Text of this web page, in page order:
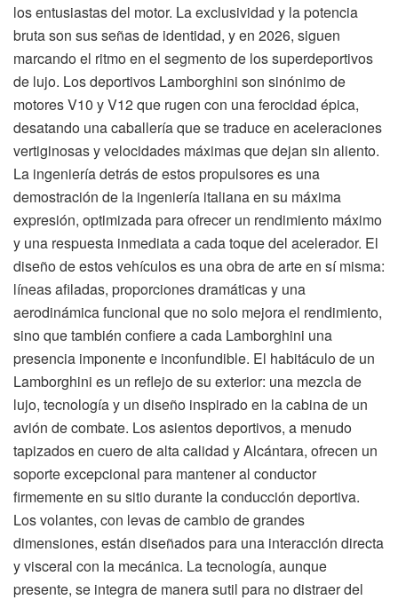
los entusiastas del motor. La exclusividad y la potencia
bruta son sus señas de identidad, y en 2026, siguen
marcando el ritmo en el segmento de los superdeportivos
de lujo. Los deportivos Lamborghini son sinónimo de
motores V10 y V12 que rugen con una ferocidad épica,
desatando una caballería que se traduce en aceleraciones
vertiginosas y velocidades máximas que dejan sin aliento.
La ingeniería detrás de estos propulsores es una
demostración de la ingeniería italiana en su máxima
expresión, optimizada para ofrecer un rendimiento máximo
y una respuesta inmediata a cada toque del acelerador. El
diseño de estos vehículos es una obra de arte en sí misma:
líneas afiladas, proporciones dramáticas y una
aerodinámica funcional que no solo mejora el rendimiento,
sino que también confiere a cada Lamborghini una
presencia imponente e inconfundible. El habitáculo de un
Lamborghini es un reflejo de su exterior: una mezcla de
lujo, tecnología y un diseño inspirado en la cabina de un
avión de combate. Los asientos deportivos, a menudo
tapizados en cuero de alta calidad y Alcántara, ofrecen un
soporte excepcional para mantener al conductor
firmemente en su sitio durante la conducción deportiva.
Los volantes, con levas de cambio de grandes
dimensiones, están diseñados para una interacción directa
y visceral con la mecánica. La tecnología, aunque
presente, se integra de manera sutil para no distraer del